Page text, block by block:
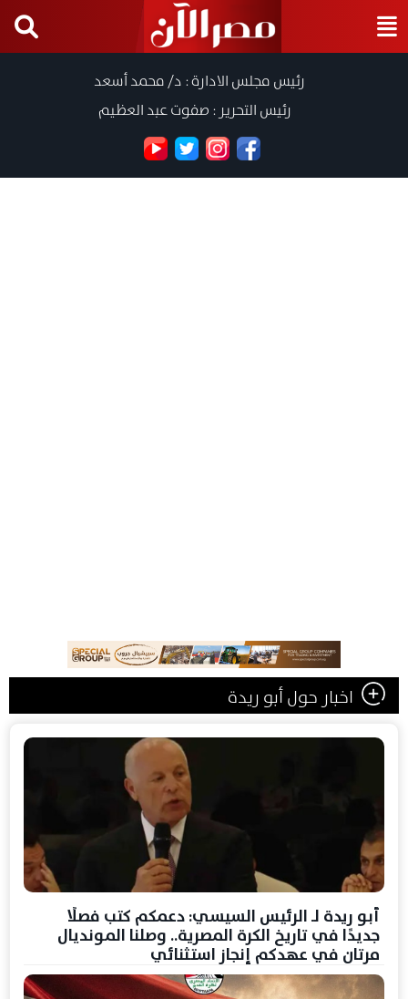
رئيس مجلس الادارة : د/ محمد أسعد
رئيس التحرير : صفوت عبد العظيم
اخبار حول أبو ريدة
أبو ريدة لـ الرئيس السيسي: دعمكم كتب فصلًا
جديدًا في تاريخ الكرة المصرية.. وصلنا المونديال
مرتان في عهدكم إنجاز استثنائي